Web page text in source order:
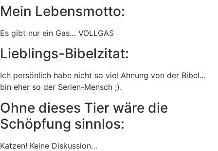
Mein Lebensmotto:
Es gibt nur ein Gas… VOLLGAS
Lieblings-Bibelzitat:
Ich persönlich habe nicht so viel Ahnung von der Bibel…
bin eher so der Serien-Mensch ;).
Ohne dieses Tier wäre die
Schöpfung sinnlos:
Katzen! Keine Diskussion…